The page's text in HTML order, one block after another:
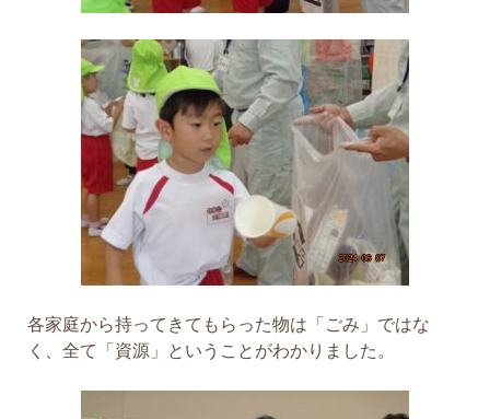
各家庭から持ってきてもらった物は「ごみ」ではな
く、全て「資源」ということがわかりました。